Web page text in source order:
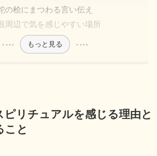
の桧にまつわる言い伝え
周辺で気を感じやすい場所
もっと見る
ピリチュアルを感じる理由と
こと